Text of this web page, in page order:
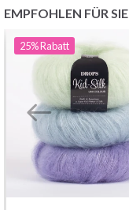
EMPFOHLEN FÜR SIE
25%Rabatt